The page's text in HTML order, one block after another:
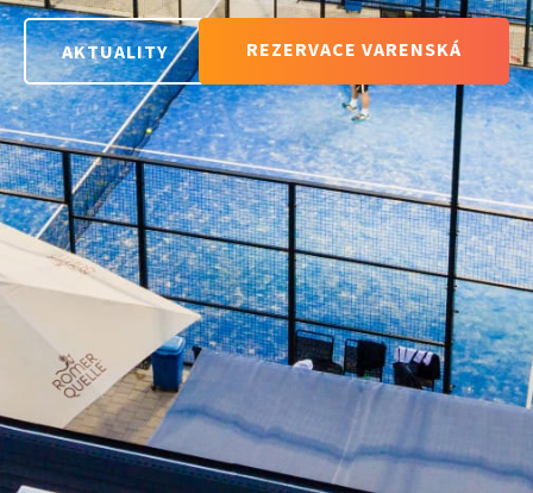
AKTUALITY REZERVACE VARENSKÁ